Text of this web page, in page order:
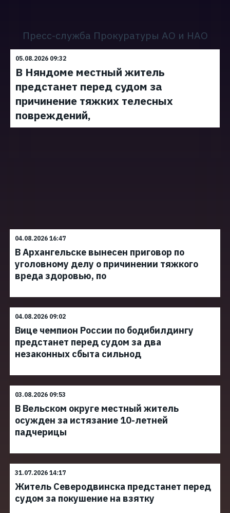
Пресс-служба Прокуратуры АО и НАО
05.08.2026 09:32
В Няндоме местный житель
предстанет перед судом за
причинение тяжких телесных
повреждений,
04.08.2026 16:47
В Архангельске вынесен приговор по
уголовному делу о причинении тяжкого
вреда здоровью, по
04.08.2026 09:02
Вице чемпион России по бодибилдингу
предстанет перед судом за два
незаконных сбыта сильнод
03.08.2026 09:53
В Вельском округе местный житель
осужден за истязание 10-летней
падчерицы
31.07.2026 14:17
Житель Северодвинска предстанет перед
судом за покушение на взятку